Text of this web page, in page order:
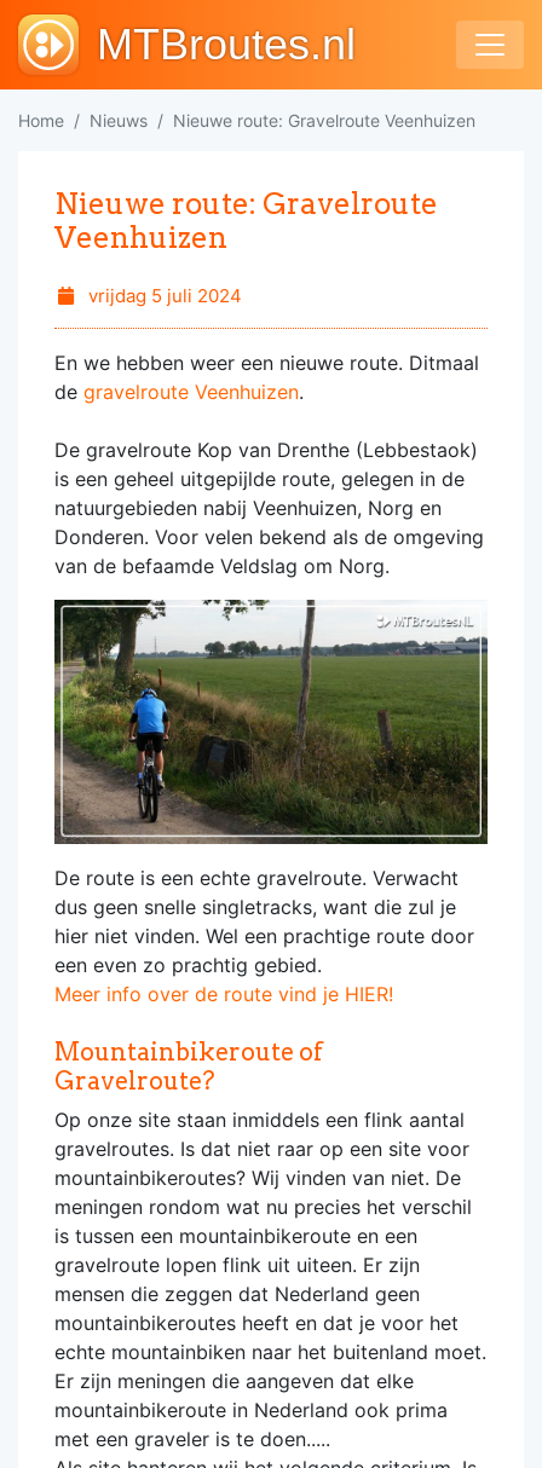
MTBroutes.nl
Home Nieuws Nieuwe route: Gravelroute Veenhuizen
Nieuwe route: Gravelroute
Veenhuizen
vrijdag 5 juli 2024
En we hebben weer een nieuwe route. Ditmaal
de gravelroute Veenhuizen.
De gravelroute Kop van Drenthe (Lebbestaok)
is een geheel uitgepijlde route, gelegen in de
natuurgebieden nabij Veenhuizen, Norg en
Donderen. Voor velen bekend als de omgeving
van de befaamde Veldslag om Norg.
De route is een echte gravelroute. Verwacht
dus geen snelle singletracks, want die zul je
hier niet vinden. Wel een prachtige route door
een even zo prachtig gebied.
Meer info over de route vind je HIER!
Mountainbikeroute of
Gravelroute?
Op onze site staan inmiddels een flink aantal
gravelroutes. Is dat niet raar op een site voor
mountainbikeroutes? Wij vinden van niet. De
meningen rondom wat nu precies het verschil
is tussen een mountainbikeroute en een
gravelroute lopen flink uit uiteen. Er zijn
mensen die zeggen dat Nederland geen
mountainbikeroutes heeft en dat je voor het
echte mountainbiken naar het buitenland moet.
Er zijn meningen die aangeven dat elke
mountainbikeroute in Nederland ook prima
met een graveler is te doen.....